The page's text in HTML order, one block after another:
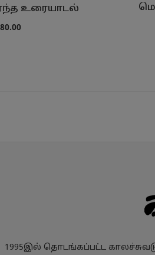
உரையாடல்
1995இல் தொடங்கப்பட்ட